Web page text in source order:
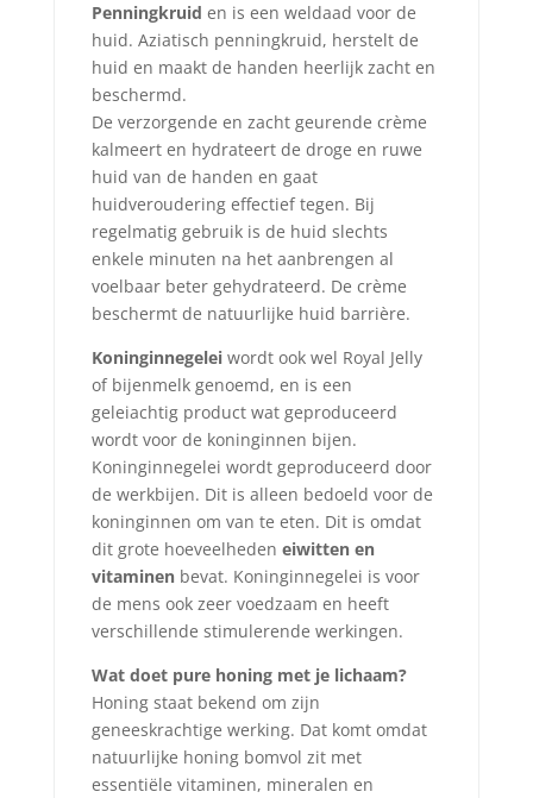
Penningkruid en is een weldaad voor de
huid. Aziatisch penningkruid, herstelt de
huid en maakt de handen heerlijk zacht en
beschermd.
De verzorgende en zacht geurende crème
kalmeert en hydrateert de droge en ruwe
huid van de handen en gaat
huidveroudering effectief tegen. Bij
regelmatig gebruik is de huid slechts
enkele minuten na het aanbrengen al
voelbaar beter gehydrateerd. De crème
beschermt de natuurlijke huid barrière.
Koninginnegeleiwordt ook wel Royal Jelly
of bijenmelk genoemd, en is een
geleiachtig product wat geproduceerd
wordt voor de koninginnen bijen.
Koninginnegelei wordt geproduceerd door
de werkbijen. Dit is alleen bedoeld voor de
koninginnen om van te eten. Dit is omdat
dit grote hoeveelheden eiwitten en
vitaminenbevat. Koninginnegelei is voor
de mens ook zeer voedzaam en heeft
verschillende stimulerende werkingen.
Wat doet pure honing met je lichaam?
Honing staat bekend om zijn
geneeskrachtige werking. Dat komt omdat
natuurlijke honing bomvol zit met
essentiële vitaminen, mineralen en